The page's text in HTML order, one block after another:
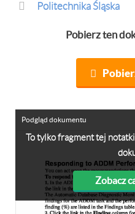
Politechnika Śląska
Pobierz ten
To tylko fragment tej
Zobacz
Podgląd dokumentu